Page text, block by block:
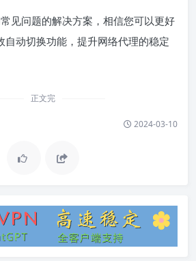
见问题的解决方案，相信您可以更好
自动切换功能，提升网络代理的稳定
正文完
2024-03-10